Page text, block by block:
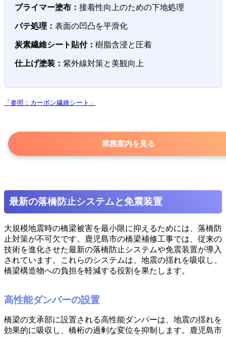
プライマー塗布： 接着性向上のための下地処理
パテ処理： 表面の凹凸を平滑化
炭素繊維シート貼付： 樹脂含浸と圧着
仕上げ塗装： 紫外線対策と美観向上
「参照：カーボン繊維シート」
業務案内を見る
最新の落橋防止システムと免震装置
大規模地震時の橋梁被害を最小限に抑えるためには、落橋防
止対策が不可欠です。鹿児島市の橋梁補修工事では、従来の
技術を進化させた最新の落橋防止システムや免震装置が導入
されています。これらのシステムは、地震の揺れを吸収し、
橋梁構造物への負担を軽減する役割を果たします。
高性能ダンパーの設置
橋梁の支承部に設置される高性能ダンパーは、地震の揺れを
効果的に吸収し、橋桁の過剰な変位を抑制します。鹿児島市